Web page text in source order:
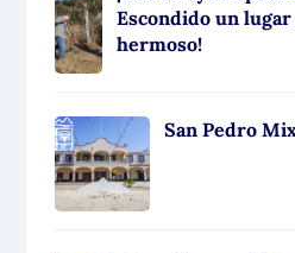
Escondido un
hermoso!
San Pedro